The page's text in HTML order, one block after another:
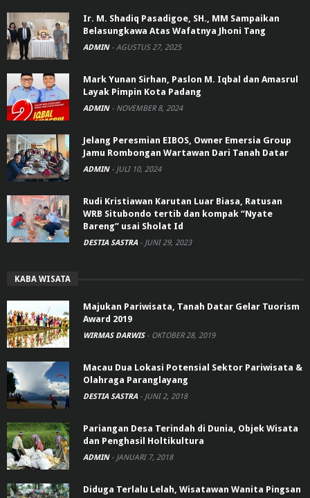
Ir. M. Shadiq Pasadigoe, SH., MM Sampaikan
Belasungkawa Atas Wafatnya Jhoni Tang
ADMIN - AGUSTUS 27, 2025
Mark Yunan Sirhan, Paslon M. Iqbal dan Amasrul
Layak Pimpin Kota Padang
ADMIN - NOVEMBER 8, 2024
Jelang Peresmian EIBOS, Owner Emersia Group
Jamu Rombongan Wartawan Dari Tanah Datar
ADMIN - JULI 10, 2024
Rudi Kristiawan Karutan Luar Biasa, Ratusan
WRB Situbondo tertib dan kompak “Nyate
Bareng” usai Sholat Id
DESTIA SASTRA - JUNI 29, 2023
KABA WISATA
Majukan Pariwisata, Tanah Datar Gelar Tuorism
Award 2019
WIRMAS DARWIS - OKTOBER 28, 2019
Macau Dua Lokasi Potensial Sektor Pariwisata &
Olahraga Paranglayang
DESTIA SASTRA - JUNI 2, 2018
Pariangan Desa Terindah di Dunia, Objek Wisata
dan Penghasil Holtikultura
ADMIN - JANUARI 7, 2018
Diduga Terlalu Lelah, Wisatawan Wanita Pingsan